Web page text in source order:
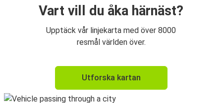
Vart vill du åka härnäst?
Upptäck vår linjekarta med över 8000
resmål världen över.
Utforska kartan